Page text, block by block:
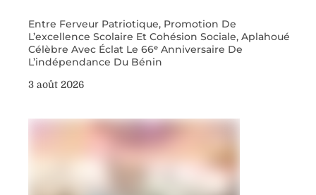
Entre Ferveur Patriotique, Promotion De
L’excellence Scolaire Et Cohésion Sociale, Aplahoué
Célèbre Avec Éclat Le 66ᵉ Anniversaire De
L’indépendance Du Bénin
3 août 2026